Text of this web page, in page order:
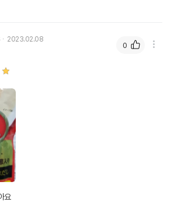
2023.02.08
요
0